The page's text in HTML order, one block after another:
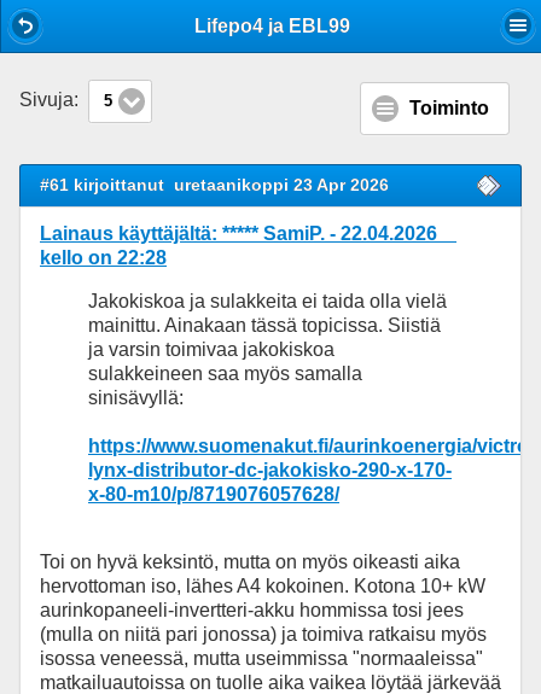
Lifepo4 ja EBL99
Sivuja: 5 Toiminto
#61 kirjoittanut uretaanikoppi 23 Apr 2026
Lainaus käyttäjältä: ***** SamiP. - 22.04.2026
kello on 22:28
Jakokiskoa ja sulakkeita ei taida olla vielä
mainittu. Ainakaan tässä topicissa. Siistiä
ja varsin toimivaa jakokiskoa
sulakkeineen saa myös samalla
sinisävyllä:
https://www.suomenakut.fi/aurinkoenergia/
lynx-distributor-dc-jakokisko-290-x-170-
x-80-m10/p/8719076057628/
Toi on hyvä keksintö, mutta on myös oikeasti aika
hervottoman iso, lähes A4 kokoinen. Kotona 10+ kW
aurinkopaneeli-invertteri-akku hommissa tosi jees
(mulla on niitä pari jonossa) ja toimiva ratkaisu myös
isossa veneessä, mutta useimmissa "normaaleissa"
matkailuautoissa on tuolle aika vaikea löytää järkevää